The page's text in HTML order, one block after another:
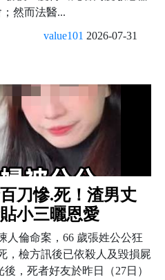
然而法醫...
value101 2026-07-31
刀慘.死！渣男丈
小三曬恩愛
人倫命案，66 歲張姓公公狂
，檢方訊後已依殺人及毀損屍
，死者好友於昨日（27日）